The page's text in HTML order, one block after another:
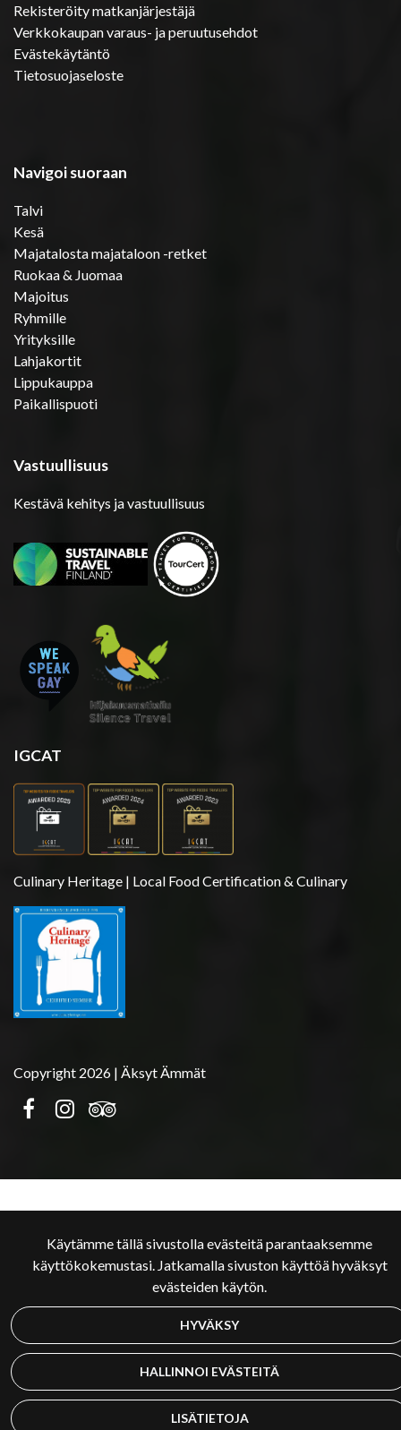
Käytämme tällä sivustolla evästeitä parantaaksemme
käyttökokemustasi. Jatkamalla sivuston käyttöä hyväksyt
evästeiden käytön.
HYVÄKSY
HALLINNOI EVÄSTEITÄ
LISÄTIETOJA
Rekisteröity matkanjärjestäjä
Verkkokaupan varaus- ja peruutusehdot
Evästekäytäntö
Tietosuojaseloste
Navigoi suoraan
Talvi
Kesä
Majatalosta majataloon -retket
Ruokaa & Juomaa
Majoitus
Ryhmille
Yrityksille
Lahjakortit
Lippukauppa
Paikallispuoti
Vastuullisuus
Kestävä kehitys ja vastuullisuus
IGCAT
Culinary Heritage | Local Food Certification & Culinary
Copyright 2026 | Äksyt Ämmät